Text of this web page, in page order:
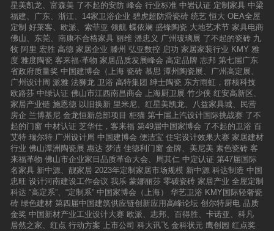
星美凯龙、富森美 了不起的安防 峰会 行业标准 中岩认证 定制家具 中梁
福建、广东、浙江、14家卫浴企业 碧虎超防滑瓷砖 统艺 恒大 OEA全屋
定制 好莱客、欧派、索菲亚 领航 蝶依斓 盛锋陶瓷 大地艺术节 家具电商
佛山、东莞、南康不合格家具 丽维 潘忠义 广州玻璃展 了不起的瓷砖 九
牧 阿里 宏胜 高德 家居企业 滕州 弘亚数控 启功 家居家装行业 KMY 雅
度 雅度陶瓷 客来福·革物 家居品质发展峰会 高定品牌 志邦 第七届广东
省政府质量奖 中国建博会（上海 瓷砖 慕思 潭州陶瓷展、广州高定展、
广州设计周 派雅 法狮龙 卫浴 高特集团 绅士陶瓷 东方雨虹，群核科技
欧路莎 中绿认证 佛山市江西南昌商会 上海厨卫展 竹少侠 红安高新区、
家居产业链 施恩德 以旧换新 里米尼、红星美凯龙、八益家具城、民营
房企 兰博基尼 金龙恒新总部项目 柜猫 第十届上汽设计国际挑战赛 了不
起的门窗 中材认证 芝华仕，客来福 第49届中国家博会 了不起的卫浴 百
艾特 瑞尔特 广州设计周 中国建博会 便洁宝 住宅设计效果大赛 家居建材
行业 佛山潭洲陶瓷展 惠达 梦洁 佳德利门窗 金牌、美尼美 素色瓷砖 客
来福革物 佛山市企业家日品质革命大会、周其仁 中定认证 第47届国际
名家具 新中源、靓家居 2023年定制家居市场规模 新中源 科达制造 中国
忠旺 设计河南建设工作会议 我乐 蒙娜丽莎 零碳瓷砖 家居产业 全屋定制
科达 “高定系”、“定制系” 中国家博会（上海） 华艺卫浴 KMY国际轻奢瓷
砖 绿色建材 第四届中国建筑供应链创新应用高峰论坛 创尔特厨电 品质
金奖 中国新材产业工业设计大赛 欧派、志邦、百得胜、卡诺亚、科凡
居然之家、红点 行动方案 上市公司 科大讯飞 金科状元 鹰创园 红点奖